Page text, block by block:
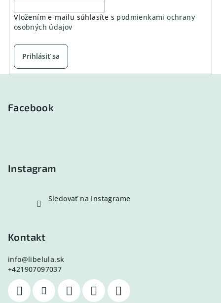
Vložením e-mailu súhlasíte s podmienkami ochrany
osobných údajov
Prihlásiť sa
Facebook
Instagram
Sledovať na Instagrame
Kontakt
info@libelula.sk
+421907097037